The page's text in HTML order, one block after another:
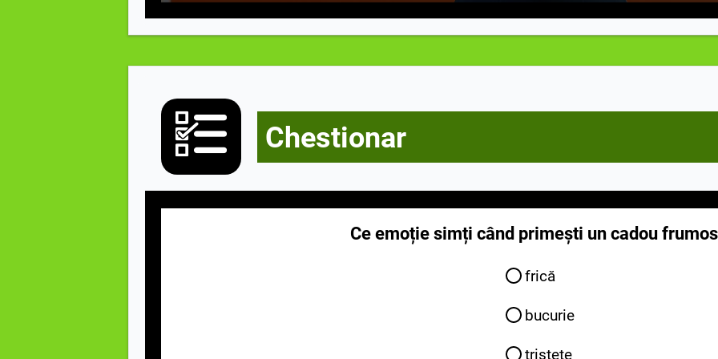
Chestionar
Ce emoție simți când primești un cadou
frică
bucurie
tristețe